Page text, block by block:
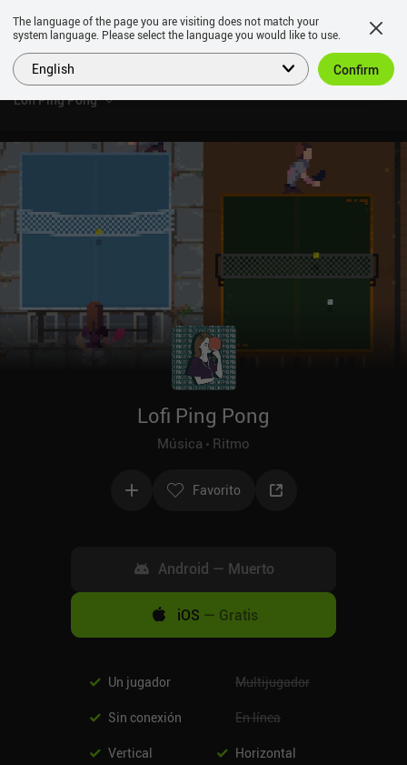
Lofi Ping Pong
Lofi Ping Pong
Música Ritmo
Favorito
Android — Muerto
iOS — Gratis
Un jugador Multijugador
Sin conexión En línea
Vertical Horizontal
The language of the page you are visiting does not match your
system language. Please select the language you would like to use.
English Confirm